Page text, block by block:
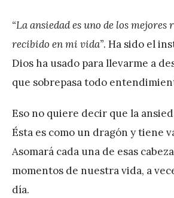
“La ansiedad es uno de los mejores
recibido en mi vida”. Ha sido el
Dios ha usado para llevarme a
que sobrepasa todo
Eso no quiere decir que la
Ésta es como un dragón y tiene
Asomará cada una de esas
momentos de nuestra vida, a
día.